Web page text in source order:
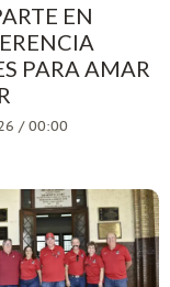
EN
PARA AMAR
/ 00:00